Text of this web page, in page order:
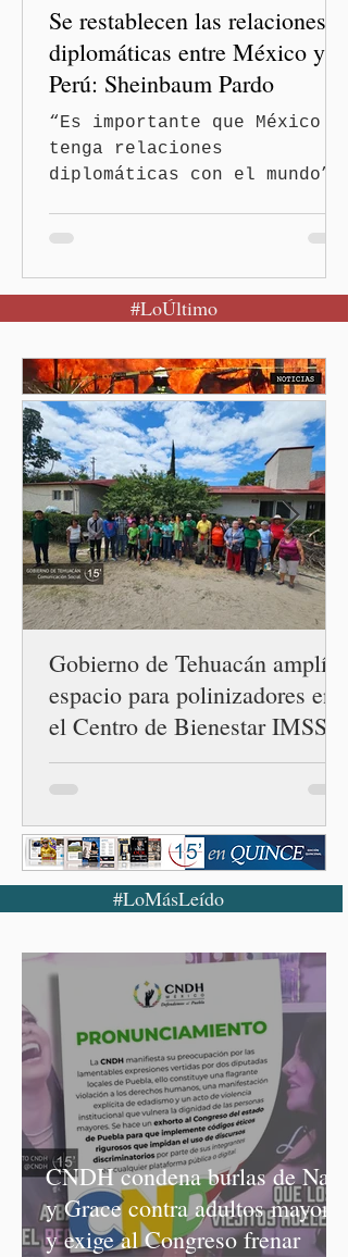
hombres y personas adultas
mayores.
Se restablecen las relaciones
diplomáticas entre México y
Perú: Sheinbaum Pardo
“Es importante que México
tenga relaciones
diplomáticas con el mundo”,
Sheinbaum Pardo anunció el
restablecimiento de las
entre los gobiernos de
México y Perú. “Es
importante que más allá de
la orientación política de
los gobiernos —porque hay
orientaciones políticas de
los gobiernos, llegan por
un partido, llegan por otro
— es importante que México
tenga relaciones
diplomáticas con el mu
#LoÚltimo
Gobierno de Tehuacán amplía
espacio para polinizadores en
el Centro de Bienestar IMSS
Solidaridad
#LoMásLeído
CNDH condena burlas de Nay
y Grace contra adultos mayores
y exige al Congreso frenar